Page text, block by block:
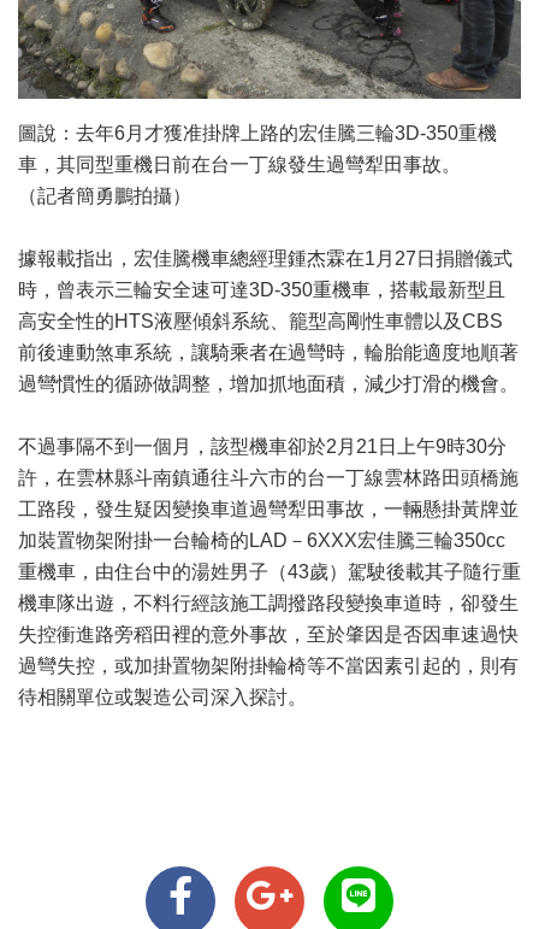
圖說：去年6月才獲准掛牌上路的宏佳騰三輪3D-350重機
車，其同型重機日前在台一丁線發生過彎犁田事故。
（記者簡勇鵬拍攝）
據報載指出，宏佳騰機車總經理鍾杰霖在1月27日捐贈儀式
時，曾表示三輪安全速可達3D-350重機車，搭載最新型且
高安全性的HTS液壓傾斜系統、籠型高剛性車體以及CBS
前後連動煞車系統，讓騎乘者在過彎時，輪胎能適度地順著
過彎慣性的循跡做調整，增加抓地面積，減少打滑的機會。
不過事隔不到一個月，該型機車卻於2月21日上午9時30分
許，在雲林縣斗南鎮通往斗六市的台一丁線雲林路田頭橋施
工路段，發生疑因變換車道過彎犁田事故，一輛懸掛黃牌並
加裝置物架附掛一台輪椅的LAD－6XXX宏佳騰三輪350cc
重機車，由住台中的湯姓男子（43歲）駕駛後載其子隨行重
機車隊出遊，不料行經該施工調撥路段變換車道時，卻發生
失控衝進路旁稻田裡的意外事故，至於肇因是否因車速過快
過彎失控，或加掛置物架附掛輪椅等不當因素引起的，則有
待相關單位或製造公司深入探討。